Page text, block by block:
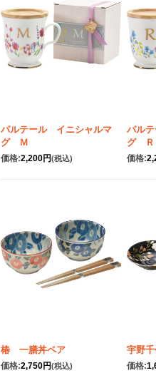
パルテール イニシャルマ
グ Ｍ
価格:2,200円(税込)
パル
グ Ｒ
価格:
椿 一膳丼ペア
価格:2,750円(税込)
宇野
価格: